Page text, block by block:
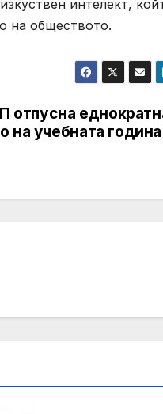
интелект,
на обществото.
отпусна
на учебната